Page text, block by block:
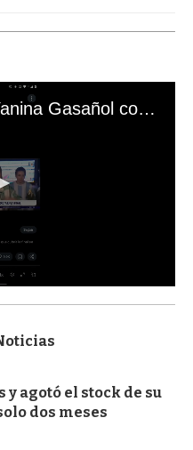
El mal momento de Yanina Gasañol con un hincha argentino en "Subrayado"
agotó el stock de su
dos meses